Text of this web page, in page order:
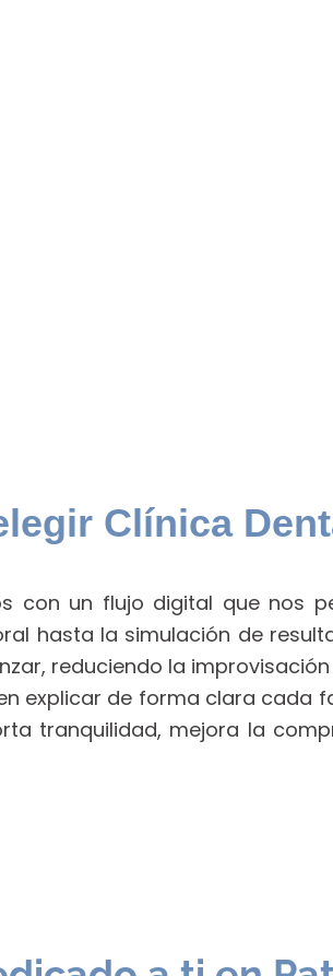
Clínica
con un flujo digital que nos
hasta la simulación de
reduciendo la
explicar de forma clara cada
tranquilidad, mejora la